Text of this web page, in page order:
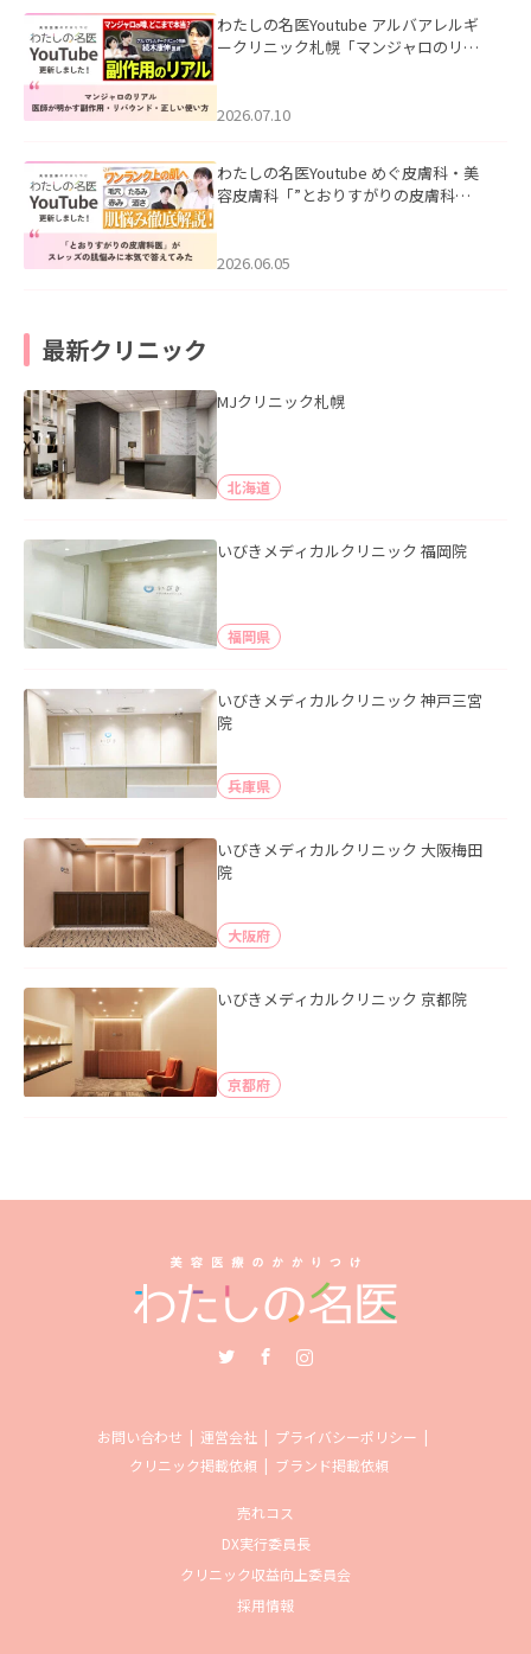
わたしの名医Youtube アルバアレルギ
ークリニック札幌「マンジャロのリア
た。
2026.07.10
わたしの名医Youtube めぐ皮膚科・美
容皮膚科「”とおりすがりの皮膚科
2026.06.05
最新クリニック
MJクリニック札幌
北海道
いびきメディカルクリニック 福岡院
福岡県
いびきメディカルクリニック 神戸三宮
院
兵庫県
いびきメディカルクリニック 大阪梅田
院
大阪府
いびきメディカルクリニック 京都院
京都府
お問い合わせ 運営会社
プライバシーポリシー
クリニック掲載依頼
ブランド掲載依頼
売れコス
DX実行委員長
クリニック収益向上委員会
採用情報